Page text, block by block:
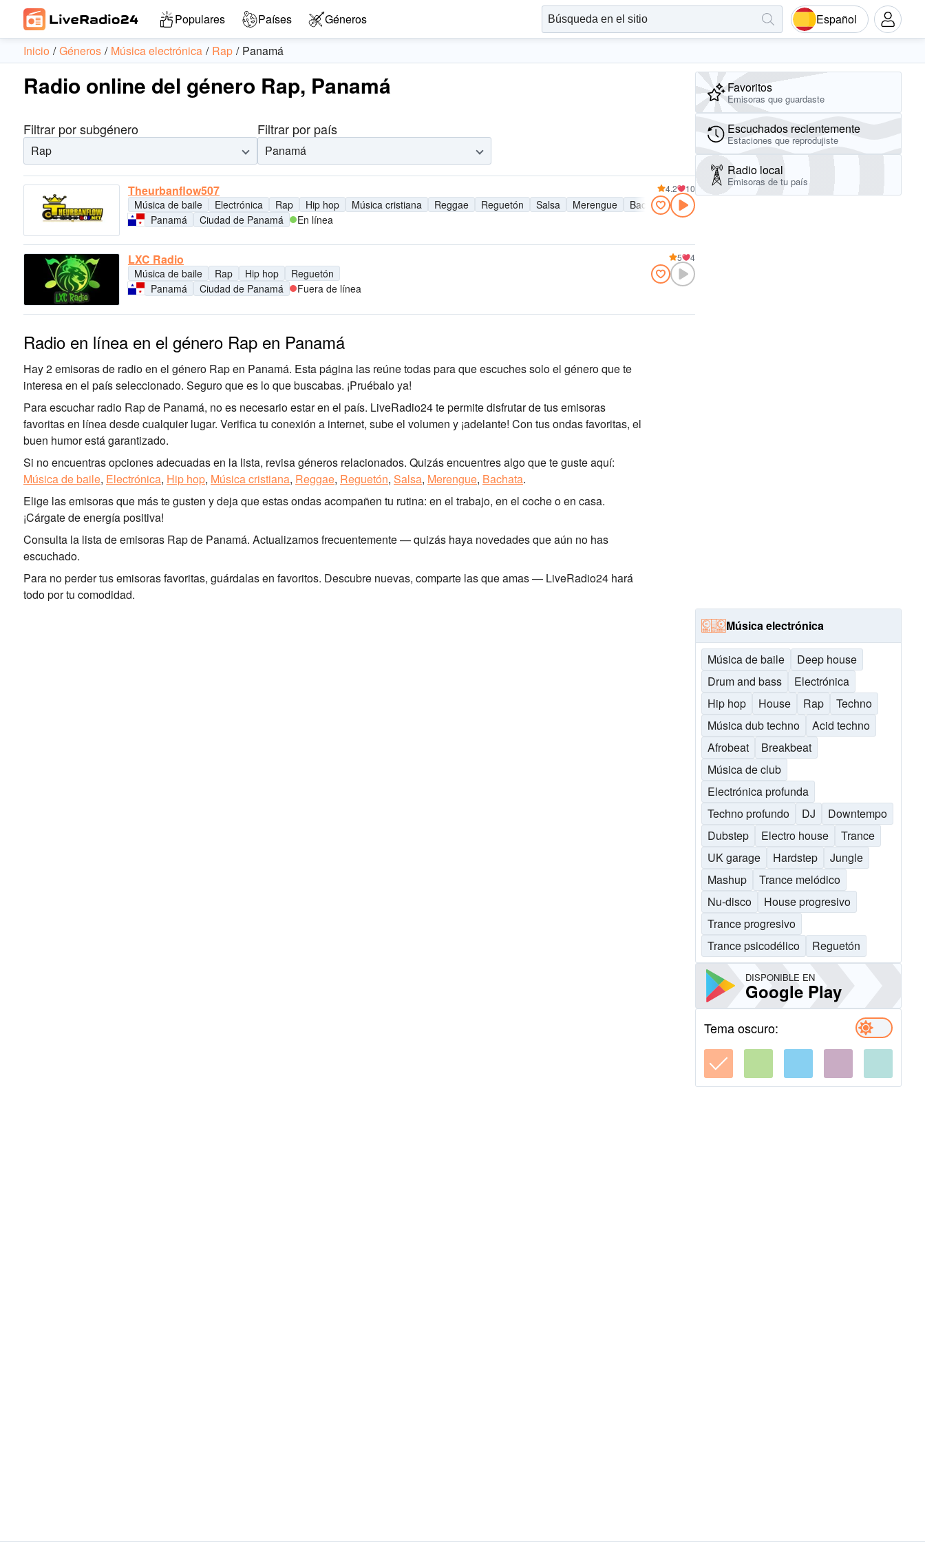
Populares Países Géneros Español
Inicio Géneros Música electrónica Rap Panamá
Radio online del género Rap, Panamá
Filtrar por subgénero
Rap
Filtrar por país
Panamá
Theurbanflow507
Música de baile Electrónica Rap Hip hop Música cristiana Reggae Reguetón Salsa Merengue
Bachata
Panamá
Ciudad de Panamá En línea
4.2 10
LXC Radio
Música de baile Rap Hip hop
Reguetón
Panamá
Ciudad de Panamá Fuera de línea
5 4
Radio en línea en el género Rap en Panamá
Hay 2 emisoras de radio en el género Rap en Panamá. Esta página las reúne todas para que escuches solo el género que te
interesa en el país seleccionado. Seguro que es lo que buscabas. ¡Pruébalo ya!
Para escuchar radio Rap de Panamá, no es necesario estar en el país. LiveRadio24 te permite disfrutar de tus emisoras
favoritas en línea desde cualquier lugar. Verifica tu conexión a internet, sube el volumen y ¡adelante! Con tus ondas favoritas, el
buen humor está garantizado.
Si no encuentras opciones adecuadas en la lista, revisa géneros relacionados. Quizás encuentres algo que te guste aquí:
Música de baile, Electrónica, Hip hop, Música cristiana, Reggae, Reguetón, Salsa, Merengue, Bachata.
Elige las emisoras que más te gusten y deja que estas ondas acompañen tu rutina: en el trabajo, en el coche o en casa.
¡Cárgate de energía positiva!
Consulta la lista de emisoras Rap de Panamá. Actualizamos frecuentemente — quizás haya novedades que aún no has
escuchado.
Para no perder tus emisoras favoritas, guárdalas en favoritos. Descubre nuevas, comparte las que amas — LiveRadio24 hará
todo por tu comodidad.
Favoritos
Emisoras que guardaste
Escuchados recientemente
Estaciones que reprodujiste
Radio local
Emisoras de tu país
Música electrónica
Música de baile
Deep house
Drum and bass
Electrónica
Hip hop
House Rap
Techno
Música dub techno
Acid techno
Afrobeat
Breakbeat
Música de club
Electrónica profunda
Techno profundo
DJ
Downtempo
Dubstep
Electro house
Trance
UK garage
Hardstep
Jungle
Mashup
Trance melódico
Nu-disco
House progresivo
Trance progresivo
Trance psicodélico
Reguetón
DISPONIBLE EN
Google Play
Tema oscuro: